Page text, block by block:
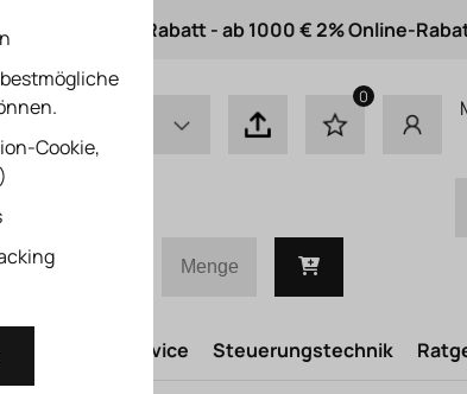
€ 1% Online-Rabatt - ab 1000 € 2% Online-
0
Service Steuerungstechnik
Cookie,